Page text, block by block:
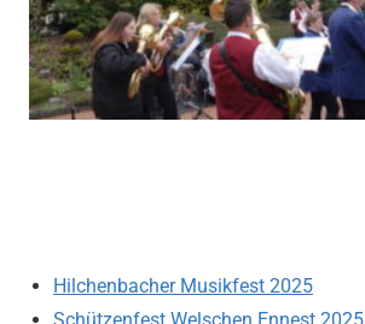
Hilchenbacher Musikfest 2025
Schützenfest Welschen Ennest 2025